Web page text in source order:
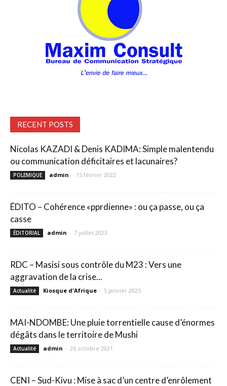
RECENT POSTS
Nicolas KAZADI & Denis KADIMA: Simple malentendu
ou communication déficitaires et lacunaires?
POLEMIQUE admin - 15 février 2022
ÉDITO – Cohérence «pprdienne» : ou ça passe, ou ça
casse
ÉDITORIAL admin - 7 juillet 2023
RDC – Masisi sous contrôle du M23 : Vers une
aggravation de la crise...
Actualité Kiosque d'Afrique - 5 janvier 2025
MAI-NDOMBE: Une pluie torrentielle cause d’énormes
dégâts dans le territoire de Mushi
Actualité admin - 26 octobre 2021
CENI – Sud-Kivu : Mise à sac d’un centre d’enrôlement